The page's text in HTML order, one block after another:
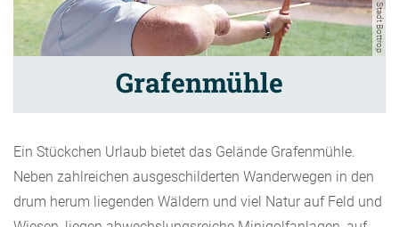
Stadt Bottrop
Grafenmühle
Ein Stückchen Urlaub bietet das Gelände Grafenmühle.
Neben zahlreichen ausgeschilderten Wanderwegen in den
drum herum liegenden Wäldern und viel Natur auf Feld und